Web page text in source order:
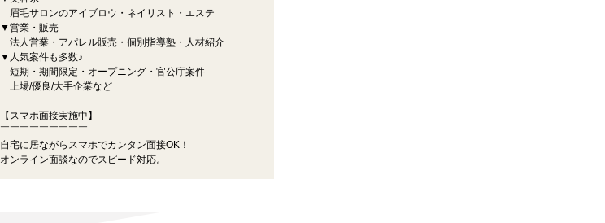
眉毛サロンのアイブロウ・ネイリスト・エステ
▼営業・販売
法人営業・アパレル販売・個別指導塾・人材紹介
▼人気案件も多数♪
短期・期間限定・オープニング・官公庁案件
上場/優良/大手企業など
【スマホ面接実施中】
￣￣￣￣￣￣￣￣￣
自宅に居ながらスマホでカンタン面接OK！
オンライン面談なのでスピード対応。